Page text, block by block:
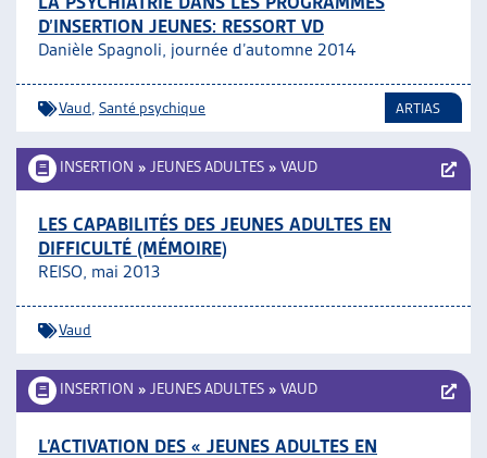
GUIDE SOCIAL ROMAND
AUTRES
ARTIAS
L’ASSOCIATION
PROJETS ET ACTIVITÉS
JOURNÉES D’AUTOMNE
D’INSERTION JEUNES: RESSORT VD
Danièle Spagnoli, journée d’automne 2014
Vaud Santé psychique ARTIAS
INSERTION » JEUNES ADULTES » VAUD
LES CAPABILITÉS DES JEUNES ADULTES EN
DIFFICULTÉ (MÉMOIRE)
REISO, mai 2013
Vaud
INSERTION » JEUNES ADULTES » VAUD
L’ACTIVATION DES « JEUNES ADULTES EN